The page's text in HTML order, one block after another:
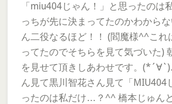
「miu404じゃん！」と思ったの
っちが先に決まってたのかわから
ん二役なるほど！！ (閻魔様^^これ
ってたのでそちらを見て気づいた)
を見せて頂きしあわせです。
ん見て黒川智花さん見て「MIU404
ったのは私だけ…？^^ 橋本じゅん